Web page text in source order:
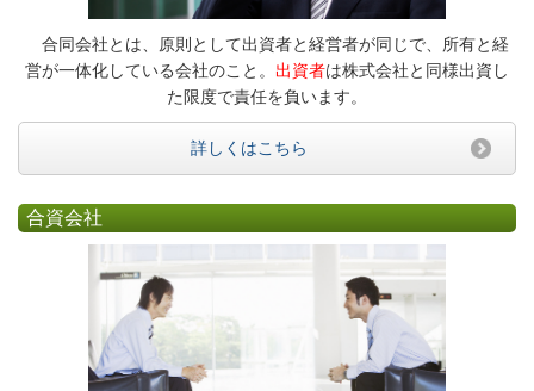
合同会社とは、原則として出資者と経営者が同じで、所有と経
営が一体化している会社のこと。 出資者は株式会社と同様出資し
た限度で責任を負います。
詳しくはこちら
合資会社